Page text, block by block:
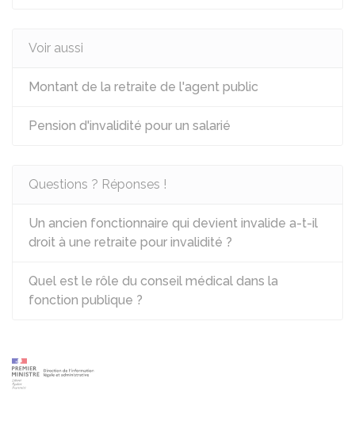
Voir aussi
Montant de la retraite de l'agent public
Pension d'invalidité pour un salarié
Questions ? Réponses !
Un ancien fonctionnaire qui devient invalide a-t-il
droit à une retraite pour invalidité ?
Quel est le rôle du conseil médical dans la
fonction publique ?